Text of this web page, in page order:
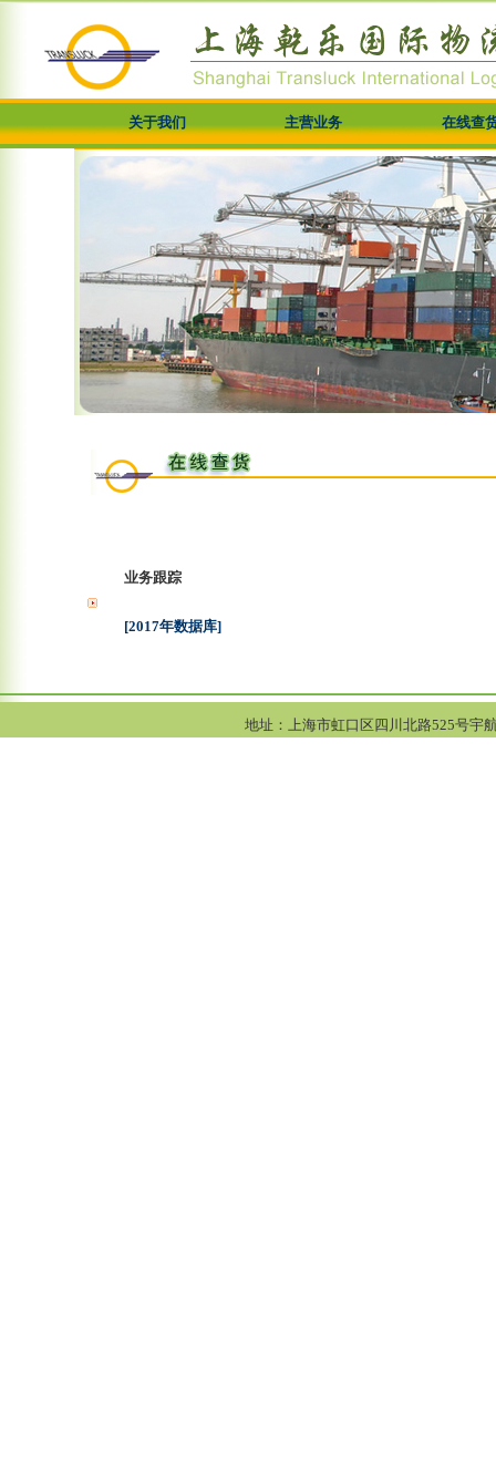
关于我们 主营业务 在线查
业务跟踪
[2017年数据库]
地址：上海市虹口区四川北路525号宇